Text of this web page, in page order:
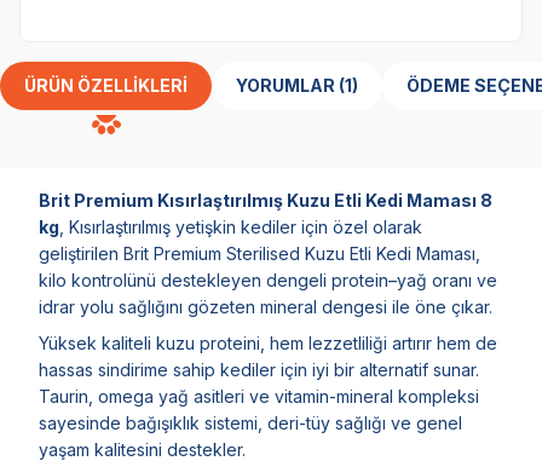
ÜRÜN ÖZELLIKLERI YORUMLAR (1) ÖDEME
Brit Premium Kısırlaştırılmış Kuzu Etli Kedi Maması 8
kg , Kısırlaştırılmış yetişkin kediler için özel olarak
geliştirilen Brit Premium Sterilised Kuzu Etli Kedi Maması,
kilo kontrolünü destekleyen dengeli protein–yağ oranı ve
idrar yolu sağlığını gözeten mineral dengesi ile öne çıkar.
Yüksek kaliteli kuzu proteini, hem lezzetliliği artırır hem de
hassas sindirime sahip kediler için iyi bir alternatif sunar.
Taurin, omega yağ asitleri ve vitamin-mineral kompleksi
sayesinde bağışıklık sistemi, deri-tüy sağlığı ve genel
yaşam kalitesini destekler.